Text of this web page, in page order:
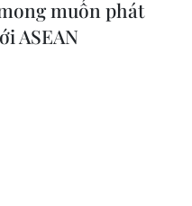
bị tấn
muốn phát
ASEAN